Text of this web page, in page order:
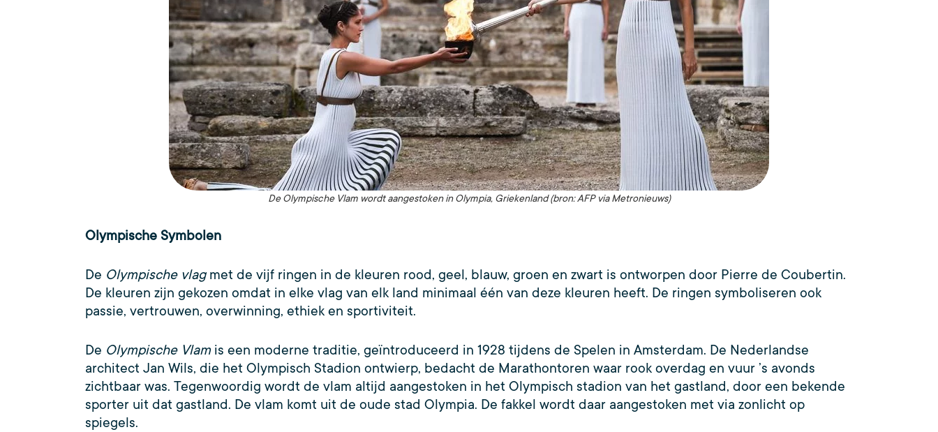
De Olympische Vlam wordt aangestoken in Olympia, Griekenland (bron: AFP via Metronieuws)
Olympische Symbolen
De Olympische vlagmet de vijf ringen in de kleuren rood, geel, blauw, groen en zwart is ontworpen door Pierre de Coubertin.
De kleuren zijn gekozen omdat in elke vlag van elk land minimaal één van deze kleuren heeft. De ringen symboliseren ook
passie, vertrouwen, overwinning, ethiek en sportiviteit.
De Olympische Vlamis een moderne traditie, geïntroduceerd in 1928 tijdens de Spelen in Amsterdam. De Nederlandse
architect Jan Wils, die het Olympisch Stadion ontwierp, bedacht de Marathontoren waar rook overdag en vuur ’s avonds
zichtbaar was. Tegenwoordig wordt de vlam altijd aangestoken in het Olympisch stadion van het gastland, door een bekende
sporter uit dat gastland. De vlam komt uit de oude stad Olympia. De fakkel wordt daar aangestoken met via zonlicht op
spiegels.